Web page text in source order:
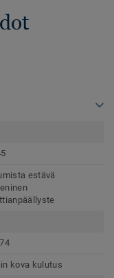
estävä
kova kulutus